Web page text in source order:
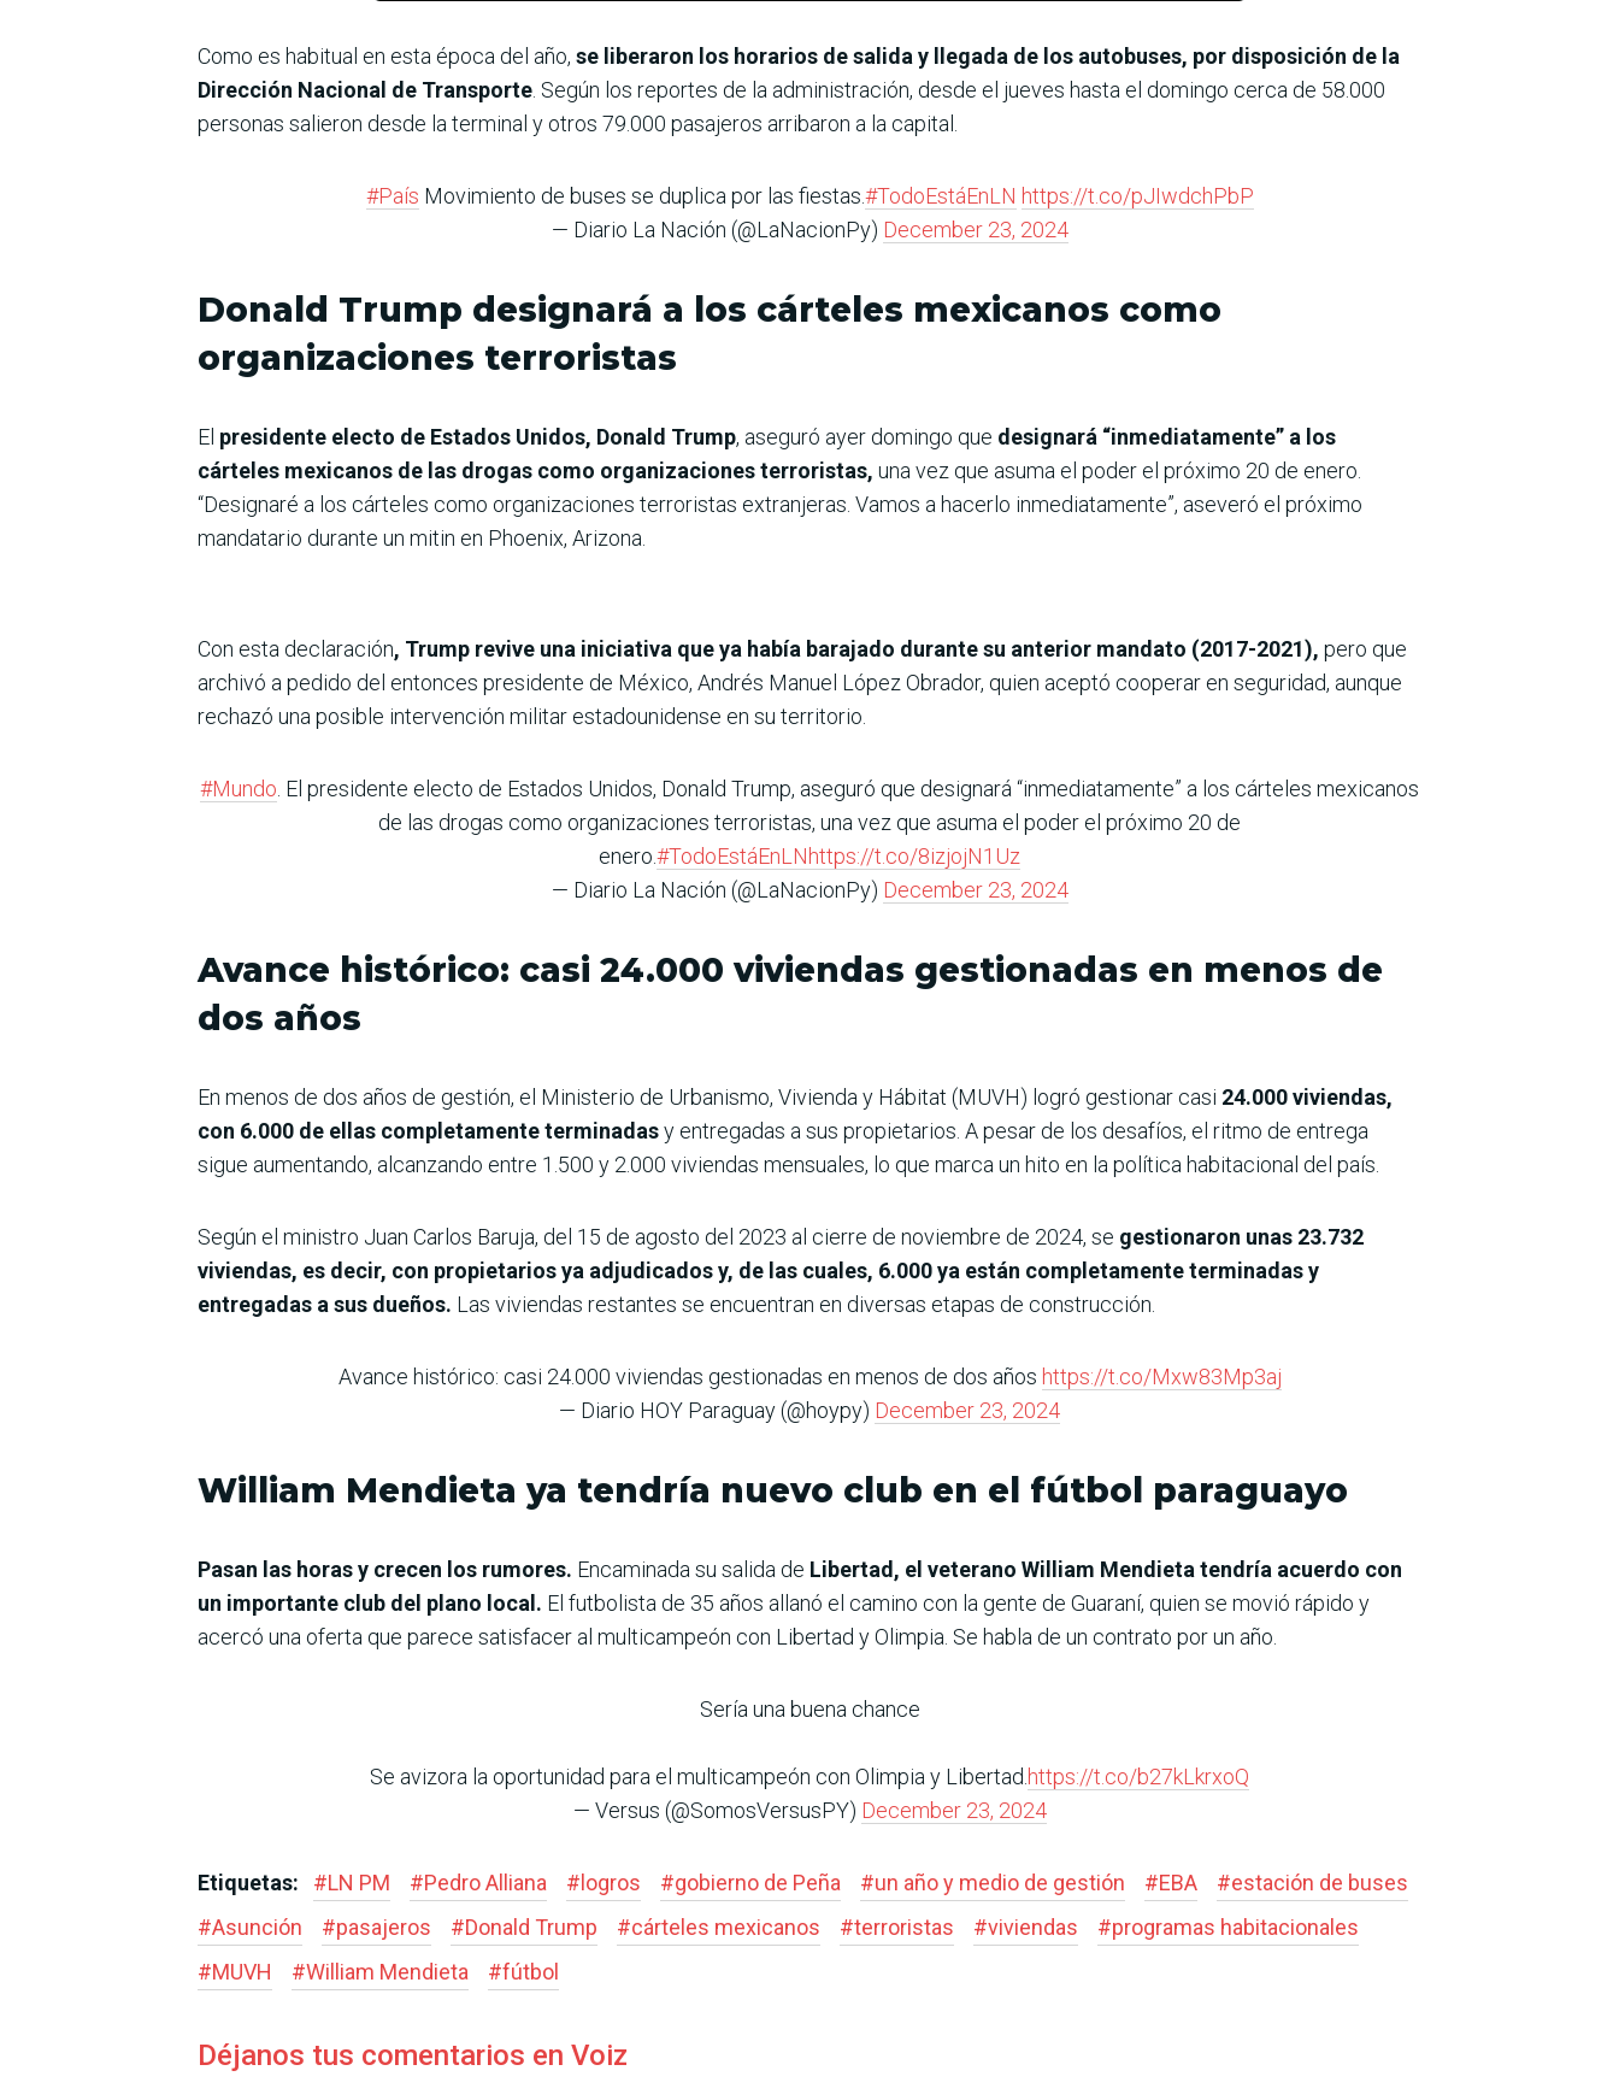
Como es habitual en esta época del año, se liberaron los horarios de salida y llegada de los autobuses, por disposición de la
Dirección Nacional de Transporte . Según los reportes de la administración, desde el jueves hasta el domingo cerca de 58.000
personas salieron desde la terminal y otros 79.000 pasajeros arribaron a la capital.
#País Movimiento de buses se duplica por las fiestas.#TodoEstáEnLN https://t.co/pJIwdchPbP
— Diario La Nación (@LaNacionPy) December 23, 2024
Donald Trump designará a los cárteles mexicanos como
organizaciones terroristas
El presidente electo de Estados Unidos, Donald Trump, aseguró ayer domingo que designará “inmediatamente” a los
cárteles mexicanos de las drogas como organizaciones terroristas, una vez que asuma el poder el próximo 20 de enero.
“Designaré a los cárteles como organizaciones terroristas extranjeras. Vamos a hacerlo inmediatamente”, aseveró el próximo
mandatario durante un mitin en Phoenix, Arizona.
Con esta declaración, Trump revive una iniciativa que ya había barajado durante su anterior mandato (2017-2021), pero que
archivó a pedido del entonces presidente de México, Andrés Manuel López Obrador, quien aceptó cooperar en seguridad, aunque
rechazó una posible intervención militar estadounidense en su territorio.
#Mundo . El presidente electo de Estados Unidos, Donald Trump, aseguró que designará “inmediatamente” a los cárteles mexicanos
de las drogas como organizaciones terroristas, una vez que asuma el poder el próximo 20 de
enero.#TodoEstáEnLNhttps://t.co/8izjojN1Uz
— Diario La Nación (@LaNacionPy) December 23, 2024
Avance histórico: casi 24.000 viviendas gestionadas en menos de
dos años
En menos de dos años de gestión, el Ministerio de Urbanismo, Vivienda y Hábitat (MUVH) logró gestionar casi 24.000 viviendas,
con 6.000 de ellas completamente terminadasy entregadas a sus propietarios. A pesar de los desafíos, el ritmo de entrega
sigue aumentando, alcanzando entre 1.500 y 2.000 viviendas mensuales, lo que marca un hito en la política habitacional del país.
Según el ministro Juan Carlos Baruja, del 15 de agosto del 2023 al cierre de noviembre de 2024, se gestionaron unas 23.732
viviendas, es decir, con propietarios ya adjudicados y, de las cuales, 6.000 ya están completamente terminadas y
entregadas a sus dueños. Las viviendas restantes se encuentran en diversas etapas de construcción.
Avance histórico: casi 24.000 viviendas gestionadas en menos de dos años https://t.co/Mxw83Mp3aj
— Diario HOY Paraguay (@hoypy) December 23, 2024
William Mendieta ya tendría nuevo club en el fútbol paraguayo
Pasan las horas y crecen los rumores. Encaminada su salida de Libertad, el veterano William Mendieta tendría acuerdo con
un importante club del plano local. El futbolista de 35 años allanó el camino con la gente de Guaraní, quien se movió rápido y
acercó una oferta que parece satisfacer al multicampeón con Libertad y Olimpia. Se habla de un contrato por un año.
Sería una buena chance
Se avizora la oportunidad para el multicampeón con Olimpia y Libertad. https://t.co/b27kLkrxoQ
— Versus (@SomosVersusPY) December 23, 2024
Etiquetas: #LN PM #Pedro Alliana # logros #gobierno de Peña #un año y medio de gestión #EBA #estación de buses
#Asunción #pasajeros #Donald Trump #cárteles mexicanos #terroristas #viviendas #programas habitacionales
#MUVH #William Mendieta #fútbol
Déjanos tus comentarios en Voiz